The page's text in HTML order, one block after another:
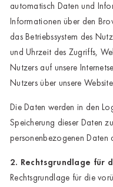
automatisch Daten und
Informationen über den
das Betriebssystem des
und Uhrzeit des Zugriffs,
Nutzers auf unsere
Nutzers über unsere
Die Daten werden in den
Speicherung dieser Daten
personenbezogenen Daten
2. Rechtsgrundlage für
Rechtsgrundlage für die